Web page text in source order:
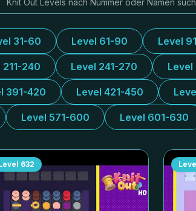
31-60 Level 61-90 Level
211-240 Level 241-270 Level
391-420 Level 421-450
Level 571-600 Level 601-630
632